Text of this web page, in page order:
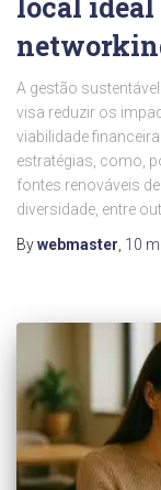
A gestão
visa reduzir os
viabilidade
estratégias, como,
fontes renováveis
diversidade, entre
Bywebmaster 10